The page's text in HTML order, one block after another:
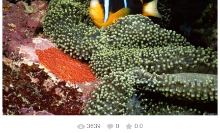
В реальном размере 1500x1125
3639 0 0.0